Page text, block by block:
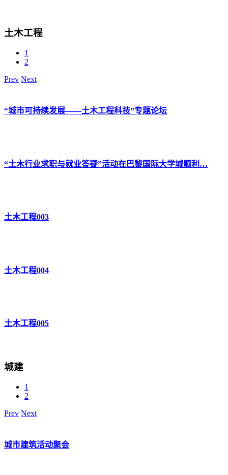
土木工程
1
2
Prev Next
“城市可持续发展——土木工程科技”专题论坛
“土木行业求职与就业答疑”活动在巴黎国际大学城顺利…
土木工程003
土木工程004
土木工程005
城建
1
2
Prev Next
城市建筑活动聚会